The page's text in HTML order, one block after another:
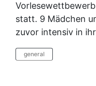
statt. 9 Mädchen
zuvor intensiv in
general